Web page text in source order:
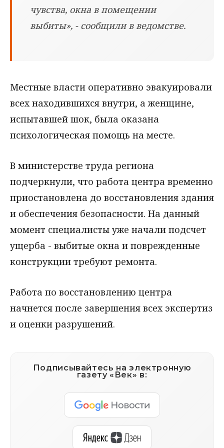
чувства, окна в помещении
выбиты», - сообщили в ведомстве.
Местные власти оперативно эвакуировали
всех находившихся внутри, а женщине,
испытавшей шок, была оказана
психологическая помощь на месте.
В министерстве труда региона
подчеркнули, что работа центра временно
приостановлена до восстановления здания
и обеспечения безопасности. На данный
момент специалисты уже начали подсчет
ущерба - выбитые окна и поврежденные
конструкции требуют ремонта.
Работа по восстановлению центра
начнется после завершения всех экспертиз
и оценки разрушений.
Подписывайтесь на электронную
газету «Век» в: